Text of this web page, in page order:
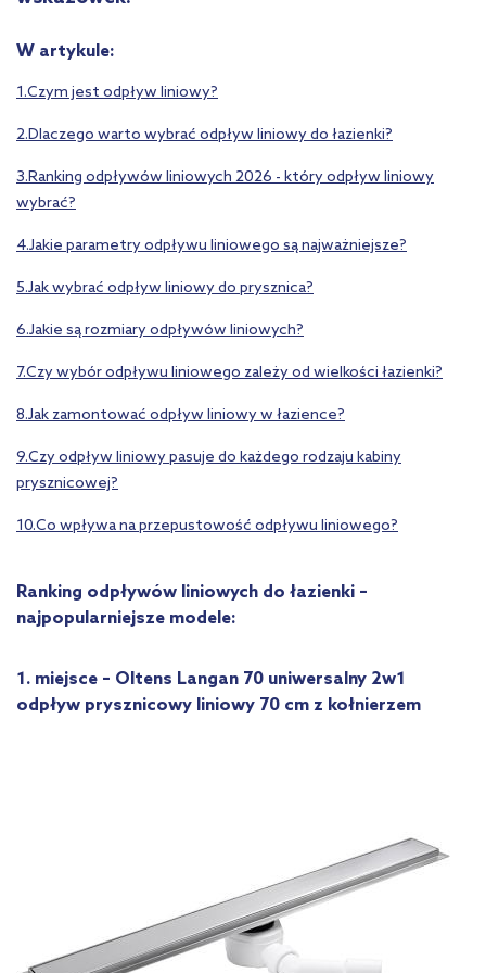
W artykule:
1.Czym jest odpływ liniowy?
2.Dlaczego warto wybrać odpływ liniowy do łazienki?
3.Ranking odpływów liniowych 2026 - który odpływ liniowy
wybrać?
4.Jakie parametry odpływu liniowego są najważniejsze?
5.Jak wybrać odpływ liniowy do prysznica?
6.Jakie są rozmiary odpływów liniowych?
7.Czy wybór odpływu liniowego zależy od wielkości łazienki?
8.Jak zamontować odpływ liniowy w łazience?
9.Czy odpływ liniowy pasuje do każdego rodzaju kabiny
prysznicowej?
10.Co wpływa na przepustowość odpływu liniowego?
Ranking odpływów liniowych do łazienki –
najpopularniejsze modele:
1. miejsce – Oltens Langan 70 uniwersalny 2w1
odpływ prysznicowy liniowy 70 cm z kołnierzem